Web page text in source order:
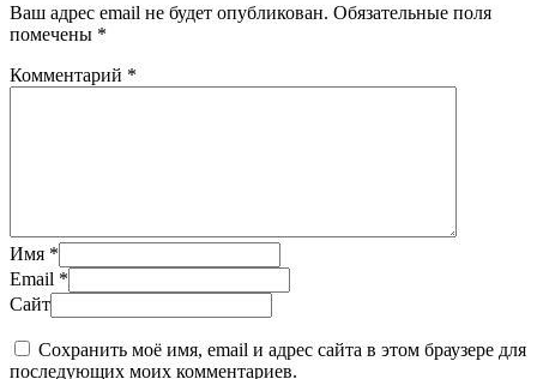
Ваш адрес email не будет опубликован. Обязательные поля
помечены *
Комментарий *
Имя *
Email *
Сайт
Сохранить моё имя, email и адрес сайта в этом браузере для
последующих моих комментариев.